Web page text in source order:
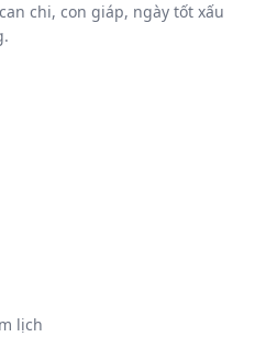
chi, con giáp, ngày tốt xấu
lịch